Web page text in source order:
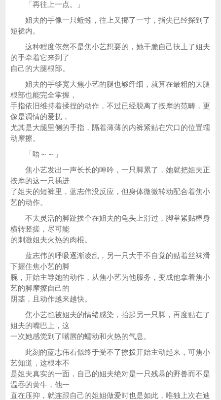
「再往上一点。」
姐夫的手像一只蚯蚓，往上又挪了一寸，指尖已经探到了
短裙内。
这种程度依然不是焦小艺想要的，她干脆自己扶上了姐夫
的手牵着它来到了
自己的大腿根部。
姐夫的手够宽大焦小艺的腿也够纤细，就算在最粗的大腿
根部也能完全掌握，
手指依旧维持着揉捏的动作，不过已经脱离了按摩的范畴，更
像是调情的爱抚，
尤其是大腿里侧的手指，隔着薄薄的内裤紧贴在穴口的位置蠕
动摩擦。
「唔～～」
焦小艺发出一声长长的呻吟，一只脚累了，她就把姐夫正
按摩的这一只插进
了姐夫的短裤里，蓝志伟没反应，但身体微微转动配合着焦小
艺的动作。
不太灵活的脚趾挨个在姐夫的龟头上滑过，脚掌紧贴棒身
横转竖搓，尽可能
的刺激姐夫火热的肉棍。
蓝志伟的呼吸逐渐凌乱，另一只大手不自觉的贴着丝袜滑
下握住焦小艺的脚
腕，开始主导她的动作，从焦小艺为他服务，变成他拿着焦小
艺的脚摩擦自己的
阴茎，且动作越来越快。
焦小艺也被姐夫的情绪感染，抬起另一只脚，再度贴在了
姐夫的嘴巴上，这
一次她感觉到了嘴唇的蠕动和火热的气息。
此刻的蓝志伟看似终于受不了撩拨开始主动起来，可焦小
艺知道，这根本不
是姐夫真实的一面，自己的姐夫绝对是一只残暴的野兽而不是
温吞的黄牛，他一
直在压抑，就连跟自己的姐姐做爱时也是如此，唯独上次在迪